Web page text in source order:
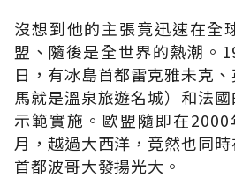
沒想到他的主張竟迅速在全
盟、隨後是全世界的熱潮。
日，有冰島首都雷克雅未克
馬就是溫泉旅遊名城）和法
示範實施。歐盟隨即在
月，越過大西洋，竟然也同
首都波哥大發揚光大。